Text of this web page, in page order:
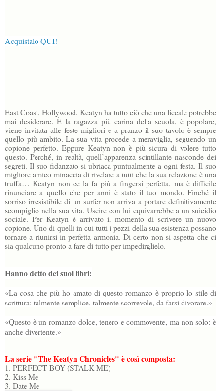
Acquistalo QUI!
East Coast, Hollywood. Keatyn ha tutto ciò che una liceale potrebbe
mai desiderare. È la ragazza più carina della scuola, è popolare,
viene invitata alle feste migliori e a pranzo il suo tavolo è sempre
quello più ambito. La sua vita procede a meraviglia, seguendo un
copione perfetto. Eppure Keatyn non è più sicura di volere tutto
questo. Perché, in realtà, quell’apparenza scintillante nasconde dei
segreti. Il suo fidanzato si ubriaca puntualmente a ogni festa. Il suo
migliore amico minaccia di rivelare a tutti che la sua relazione è una
truffa… Keatyn non ce la fa più a fingersi perfetta, ma è difficile
rinunciare a quello che per anni è stato il tuo mondo. Finché il
sorriso irresistibile di un surfer non arriva a portare definitivamente
scompiglio nella sua vita. Uscire con lui equivarrebbe a un suicidio
sociale. Per Keatyn è arrivato il momento di scrivere un nuovo
copione. Uno di quelli in cui tutti i pezzi della sua esistenza possano
tornare a riunirsi in perfetta armonia. Di certo non si aspetta che ci
sia qualcuno pronto a fare di tutto per impedirglielo.
Hanno detto dei suoi libri:
«La cosa che più ho amato di questo romanzo è proprio lo stile di
scrittura: talmente semplice, talmente scorrevole, da farsi divorare.»
«Questo è un romanzo dolce, tenero e commovente, ma non solo: è
anche divertente.»
La serie "The Keatyn Chronicles" è così composta:
1. PERFECT BOY (STALK ME)
2. Kiss Me
3. Date Me